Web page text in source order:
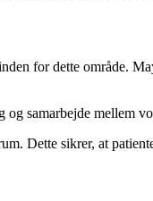
for dette område.
samarbejde mellem
Dette sikrer, at